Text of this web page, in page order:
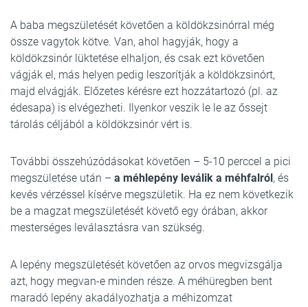
A baba megszületését követően a köldökzsinórral még
össze vagytok kötve. Van, ahol hagyják, hogy a
köldökzsinór lüktetése elhaljon, és csak ezt követően
vágják el, más helyen pedig leszorítják a köldökzsinórt,
majd elvágják. Előzetes kérésre ezt hozzátartozó (pl. az
édesapa) is elvégezheti. Ilyenkor veszik le le az őssejt
tárolás céljából a köldökzsinór vért is.
További összehúzódásokat követően – 5-10 perccel a pici
megszületése után – a méhlepény leválik a méhfalról, és
kevés vérzéssel kísérve megszületik. Ha ez nem következik
be a magzat megszületését követő egy órában, akkor
mesterséges leválasztásra van szükség.
A lepény megszületését követően az orvos megvizsgálja
azt, hogy megvan-e minden része. A méhüregben bent
maradó lepény akadályozhatja a méhizomzat